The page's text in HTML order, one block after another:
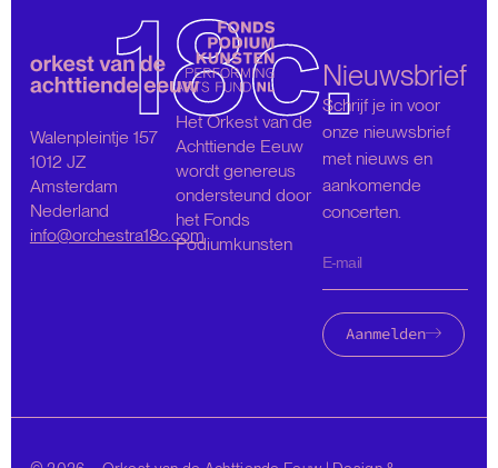
Walenpleintje 157
1012 JZ
Amsterdam
Nederland
info@orchestra18c.com
Het Orkest van de
Achttiende Eeuw
wordt genereus
ondersteund door
het Fonds
Podiumkunsten
Nieuwsbrief
Schrijf je in voor
onze nieuwsbrief
met nieuws en
aankomende
concerten.
Aanmelden